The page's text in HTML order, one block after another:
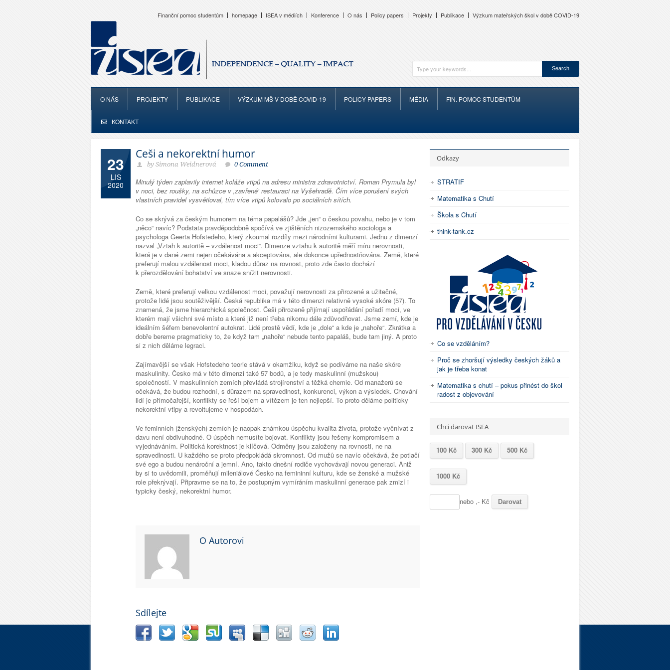
Finanční pomoc studentům homepage ISEA v médiích Konference O nás Policy papers Projekty Publikace Výzkum mateřských škol v době COVID-19
O NÁS PROJEKTY PUBLIKACE VÝZKUM MŠ V DOBĚ COVID-19 POLICY PAPERS MÉDIA FIN. POMOC STUDENTŮM
KONTAKT
23
LIS
2020
Češi a nekorektní humor
by Simona Weidnerová 0 Comment
Minulý týden zaplavily internet koláže vtipů na adresu ministra zdravotnictví. Roman Prymula byl
v noci, bez roušky, na schůzce v ‚zavřené‘ restauraci na Vyšehradě. Čím více porušení svých
vlastních pravidel vysvětloval, tím více vtipů kolovalo po sociálních sítích.
Co se skrývá za českým humorem na téma papalášů? Jde „jen“ o českou povahu, nebo je v tom
„něco“ navíc? Podstata pravděpodobně spočívá ve zjištěních nizozemského sociologa a
psychologa Geerta Hofstedeho, který zkoumal rozdíly mezi národními kulturami. Jednu z dimenzí
nazval „Vztah k autoritě – vzdálenost moci“. Dimenze vztahu k autoritě měří míru nerovnosti,
která je v dané zemi nejen očekávána a akceptována, ale dokonce upřednostňována. Země, které
preferují malou vzdálenost moci, kladou důraz na rovnost, proto zde často dochází
k přerozdělování bohatství ve snaze snížit nerovnosti.
Země, které preferují velkou vzdálenost moci, považují nerovnosti za přirozené a užitečné,
protože lidé jsou soutěživější. Česká republika má v této dimenzi relativně vysoké skóre (57). To
znamená, že jsme hierarchická společnost. Češi přirozeně přijímají uspořádání pořadí moci, ve
kterém mají všichni své místo a které již není třeba nikomu dále zdůvodňovat. Jsme zemí, kde je
ideálním šéfem benevolentní autokrat. Lidé prostě vědí, kde je „dole“ a kde je „nahoře“. Zkrátka a
dobře bereme pragmaticky to, že když tam „nahoře“ nebude tento papaláš, bude tam jiný. A proto
si z nich děláme legraci.
Zajímavější se však Hofstedeho teorie stává v okamžiku, když se podíváme na naše skóre
maskulinity. Česko má v této dimenzi také 57 bodů, a je tedy maskulinní (mužskou)
společností. V maskulinních zemích převládá strojírenství a těžká chemie. Od manažerů se
očekává, že budou rozhodní, s důrazem na spravedlnost, konkurenci, výkon a výsledek. Chování
lidí je přímočařejší, konflikty se řeší bojem a vítězem je ten nejlepší. To proto děláme politicky
nekorektní vtipy a revoltujeme v hospodách.
Ve feminních (ženských) zemích je naopak známkou úspěchu kvalita života, protože vyčnívat z
davu není obdivuhodné. O úspěch nemusíte bojovat. Konflikty jsou řešeny kompromisem a
vyjednáváním. Politická korektnost je klíčová. Odměny jsou založeny na rovnosti, ne na
spravedlnosti. U každého se proto předpokládá skromnost. Od mužů se navíc očekává, že potlačí
své ego a budou nenároční a jemní. Ano, takto dnešní rodiče vychovávají novou generaci. Aniž
by si to uvědomili, proměňují mileniálové Česko na femininní kulturu, kde se ženské a mužské
role překrývají. Připravme se na to, že postupným vymíráním maskulinní generace pak zmizí i
typicky český, nekorektní humor.
O Autorovi
Sdílejte
Odkazy
STRATIF
Matematika s Chutí
Škola s Chutí
think-tank.cz
Co se vzděláním?
Proč se zhoršují výsledky českých žáků a
jak je třeba konat
Matematika s chutí – pokus přinést do škol
radost z objevování
Chci darovat ISEA
100 Kč 300 Kč 500 Kč
1000 Kč
nebo ,- Kč